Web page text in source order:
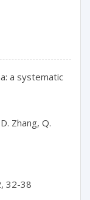
a systematic
Zhang, Q.
32-38